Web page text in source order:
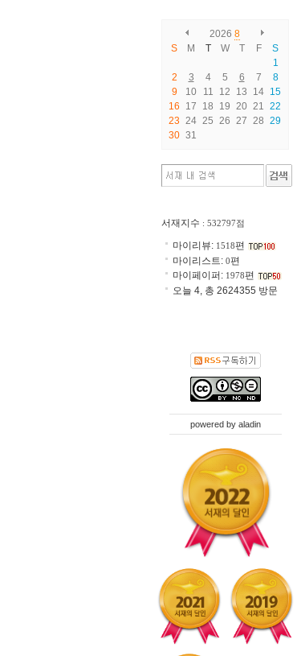
2026 8
S
M T W T F
S
1
2
3 4 5 6 7
8
9
10 11 12 13 14 15
16
17 18 19 20 21 22
23 24 25 26 27 28 29
30 31
서재지수 : 532797점
마이리뷰: 1518편
마이리스트: 0편
마이페이퍼: 1978편
오늘 4, 총 2624355 방문
powered by aladin